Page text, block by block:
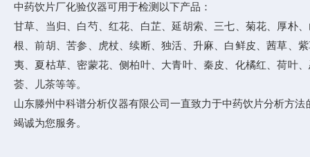
中药饮片厂化验仪器可用于检测以下产品：
甘草、当归、白芍、红花、白芷、延胡索、三七、菊花、厚朴
根、前胡、苦参、虎杖、续断、独活、升麻、白鲜皮、茜草、
夷、夏枯草、密蒙花、侧柏叶、大青叶、秦皮、化橘红、荷叶
荟、儿茶等等。
山东滕州中科谱分析仪器有限公司一直致力于中药饮片分析方
竭诚为您服务。